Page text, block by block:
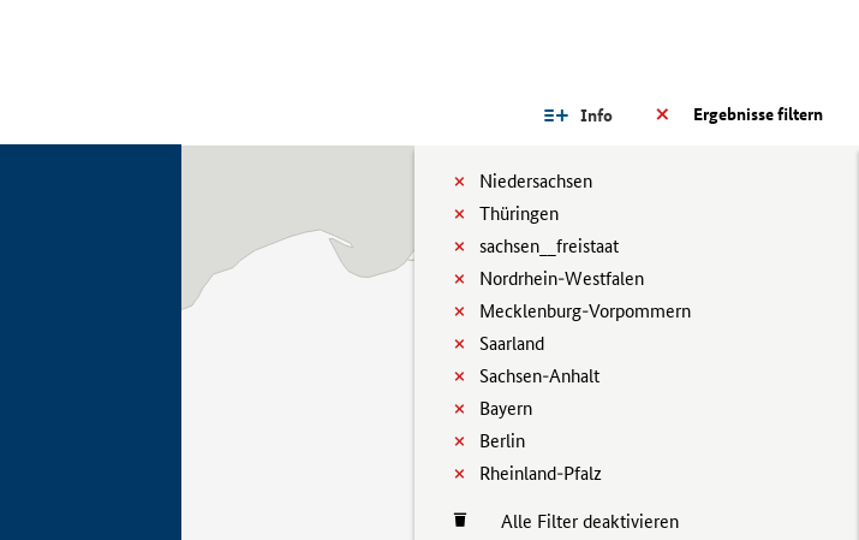
Ergebnisse filtern
Info
Niedersachsen
Thüringen
sachsen__freistaat
Nordrhein-Westfalen
Mecklenburg-Vorpommern
Saarland
Sachsen-Anhalt
Bayern
Berlin
Rheinland-Pfalz
Alle Filter deaktivieren